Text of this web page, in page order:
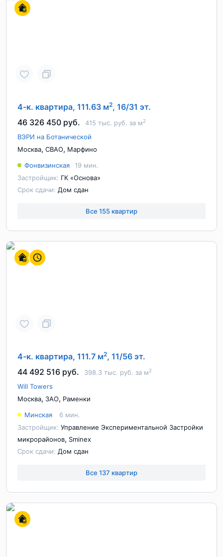
4-к. квартира, 111.63 м2, 16/31 эт.
46 326 450 руб.
415 тыс. руб. за м2
ВЭРИ на Ботанической
Москва, СВАО, Марфино
Фонвизинская
19 мин.
Застройщик: ГК «Основа»
Срок сдачи: Дом сдан
Все 155 квартир
4-к. квартира, 111.7 м2, 11/56 эт.
44 492 516 руб.
398.3 тыс. руб. за м2
Will Towers
Москва, ЗАО, Раменки
Минская
6 мин.
Застройщик: Управление Экспериментальной Застройки
микрорайонов, Sminex
Срок сдачи: Дом сдан
Все 137 квартир